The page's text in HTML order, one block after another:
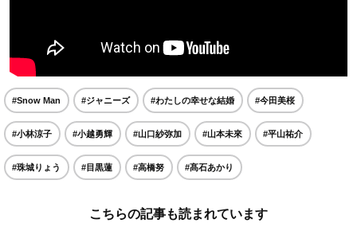
#Snow Man #ジャニーズ #わたしの幸せな結婚 #今田美桜
#小林涼子 #小越勇輝 #山口紗弥加 #山本未來 #平山祐介
#珠城りょう #目黒蓮 #高橋努 #髙石あかり
こちらの記事も読まれています